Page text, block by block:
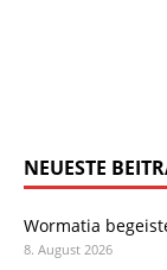
NEUESTE
Wormatia
8. August 2026